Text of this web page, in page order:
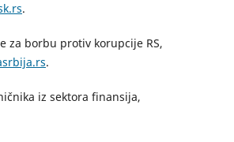
.
za borbu protiv korupcije RS,
.
iz sektora finansija,